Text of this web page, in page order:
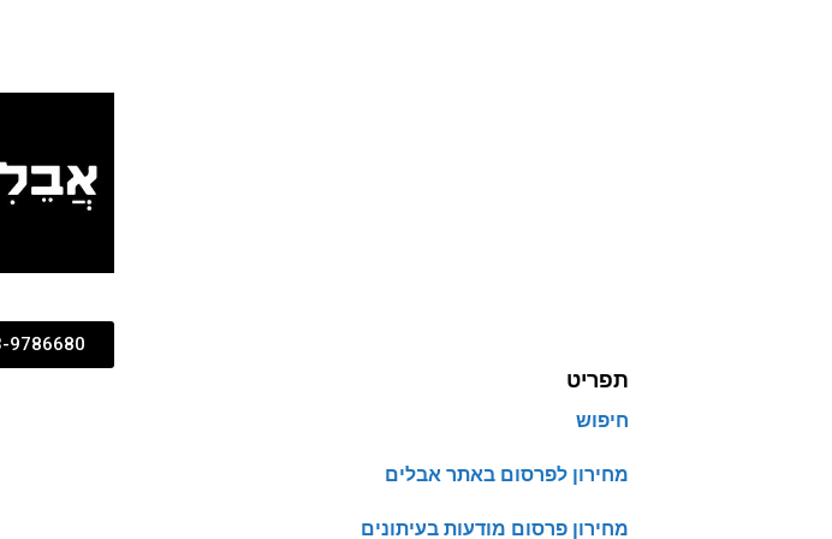
9786680
תפריט
חיפוש
מחירון לפרסום באתר אבלים
מחירון פרסום מודעות בעיתונים